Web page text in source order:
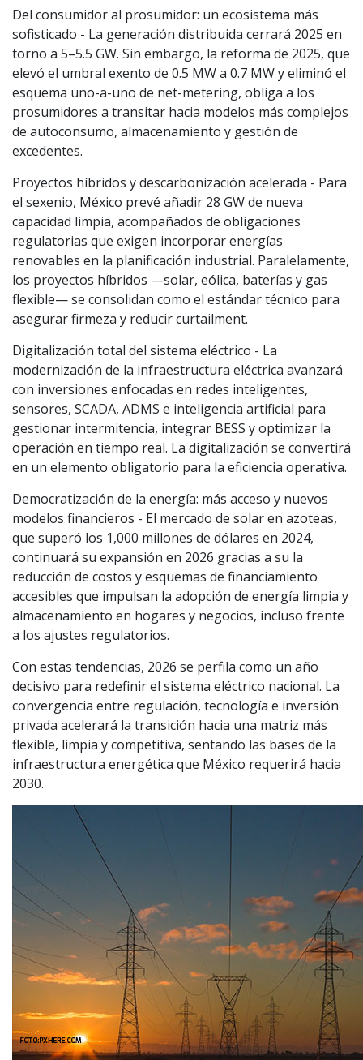
Del consumidor al prosumidor: un ecosistema más
sofisticado - La generación distribuida cerrará 2025 en
torno a 5–5.5 GW. Sin embargo, la reforma de 2025, que
elevó el umbral exento de 0.5 MW a 0.7 MW y eliminó el
esquema uno-a-uno de net-metering, obliga a los
prosumidores a transitar hacia modelos más complejos
de autoconsumo, almacenamiento y gestión de
excedentes.
Proyectos híbridos y descarbonización acelerada - Para
el sexenio, México prevé añadir 28 GW de nueva
capacidad limpia, acompañados de obligaciones
regulatorias que exigen incorporar energías
renovables en la planificación industrial. Paralelamente,
los proyectos híbridos —solar, eólica, baterías y gas
flexible— se consolidan como el estándar técnico para
asegurar firmeza y reducir curtailment.
Digitalización total del sistema eléctrico - La
modernización de la infraestructura eléctrica avanzará
con inversiones enfocadas en redes inteligentes,
sensores, SCADA, ADMS e inteligencia artificial para
gestionar intermitencia, integrar BESS y optimizar la
operación en tiempo real. La digitalización se convertirá
en un elemento obligatorio para la eficiencia operativa.
Democratización de la energía: más acceso y nuevos
modelos financieros - El mercado de solar en azoteas,
que superó los 1,000 millones de dólares en 2024,
continuará su expansión en 2026 gracias a su la
reducción de costos y esquemas de financiamiento
accesibles que impulsan la adopción de energía limpia y
almacenamiento en hogares y negocios, incluso frente
a los ajustes regulatorios.
Con estas tendencias, 2026 se perfila como un año
decisivo para redefinir el sistema eléctrico nacional. La
convergencia entre regulación, tecnología e inversión
privada acelerará la transición hacia una matriz más
flexible, limpia y competitiva, sentando las bases de la
infraestructura energética que México requerirá hacia
2030.